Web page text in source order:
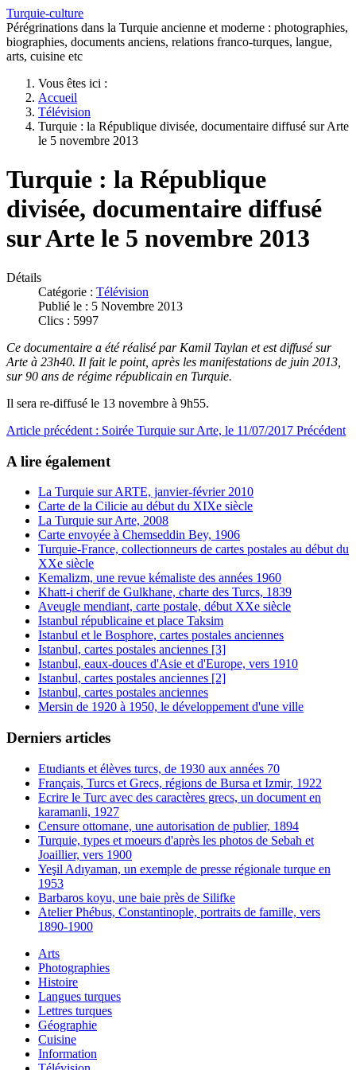
Turquie-culture
Pérégrinations dans la Turquie ancienne et moderne : photographies,
biographies, documents anciens, relations franco-turques, langue,
arts, cuisine etc
Vous êtes ici :
Accueil
Télévision
Turquie : la République divisée, documentaire diffusé sur Arte
le 5 novembre 2013
Turquie : la République
divisée, documentaire diffusé
sur Arte le 5 novembre 2013
Détails
Catégorie : Télévision
Publié le : 5 Novembre 2013
Clics : 5997
Ce documentaire a été réalisé par Kamil Taylan et est diffusé sur
Arte à 23h40. Il fait le point, après les manifestations de juin 2013,
sur 90 ans de régime républicain en Turquie.
Il sera re-diffusé le 13 novembre à 9h55.
Article précédent : Soirée Turquie sur Arte, le 11/07/2017 Précédent
A lire également
La Turquie sur ARTE, janvier-février 2010
Carte de la Cilicie au début du XIXe siècle
La Turquie sur Arte, 2008
Carte envoyée à Chemseddin Bey, 1906
Turquie-France, collectionneurs de cartes postales au début du
XXe siècle
Kemalizm, une revue kémaliste des années 1960
Khatt-i cherif de Gulkhane, charte des Turcs, 1839
Aveugle mendiant, carte postale, début XXe siècle
Istanbul républicaine et place Taksim
Istanbul et le Bosphore, cartes postales anciennes
Istanbul, cartes postales anciennes [3]
Istanbul, eaux-douces d'Asie et d'Europe, vers 1910
Istanbul, cartes postales anciennes [2]
Istanbul, cartes postales anciennes
Mersin de 1920 à 1950, le développement d'une ville
Derniers articles
Etudiants et élèves turcs, de 1930 aux années 70
Français, Turcs et Grecs, régions de Bursa et Izmir, 1922
Ecrire le Turc avec des caractères grecs, un document en
karamanli, 1927
Censure ottomane, une autorisation de publier, 1894
Turquie, types et moeurs d'après les photos de Sebah et
Joaillier, vers 1900
Yeşil Adıyaman, un exemple de presse régionale turque en
1953
Barbaros koyu, une baie près de Silifke
Atelier Phébus, Constantinople, portraits de famille, vers
1890-1900
Arts
Photographies
Histoire
Langues turques
Lettres turques
Géographie
Cuisine
Information